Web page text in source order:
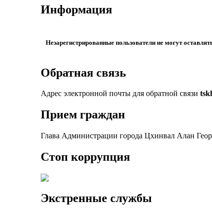
Информация
Незарегистрированные пользователи не могут
Обратная связь
Адрес электронной почты для обратной связи
Прием граждан
Глава Администрации города Цхинвал Алан
Стоп коррупция
Экстренные службы